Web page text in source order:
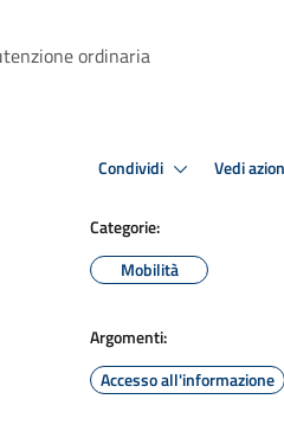
ordinaria
Condividi Vedi
Categorie:
Mobilità
Argomenti:
Accesso all'informazione